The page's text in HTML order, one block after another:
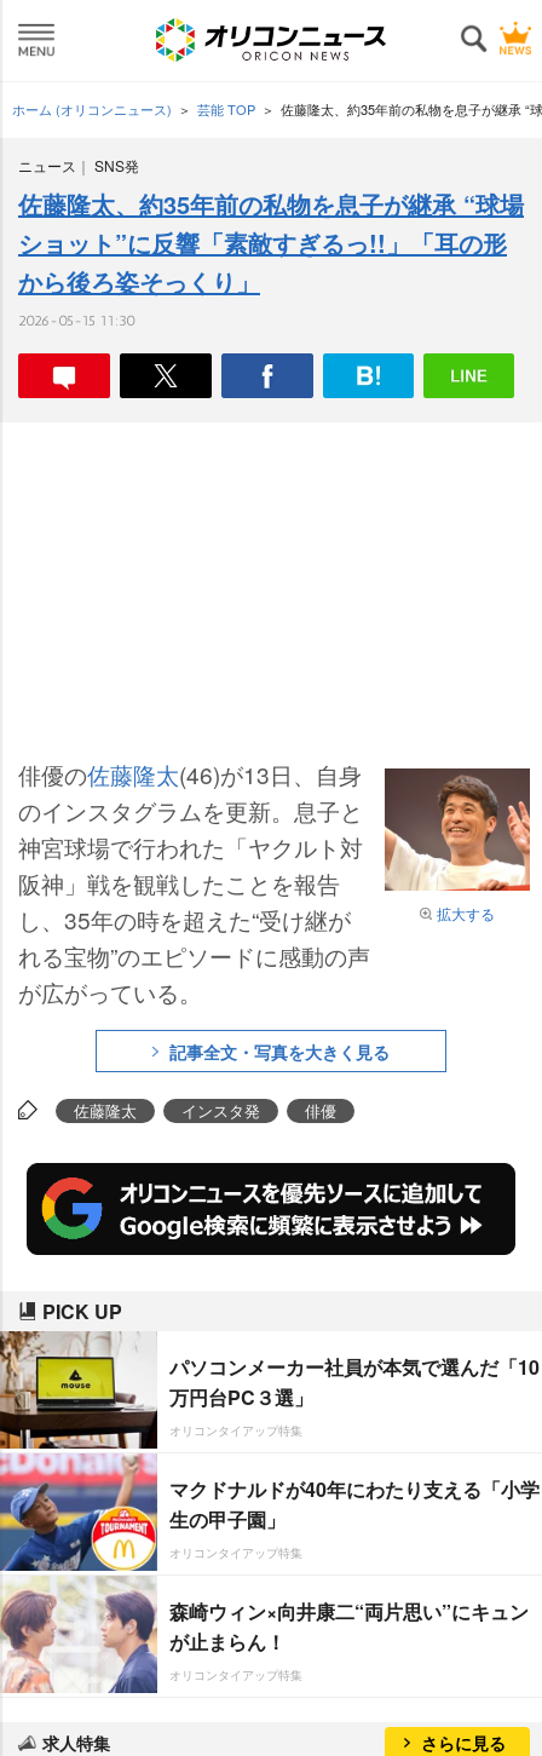
ホーム (オリコンニュース) 芸能 TOP 佐藤隆太、約35年前の私物を息子が継承 “
ニュース SNS発
佐藤隆太、約35年前の私物を息子が継承 “球場
ショット”に反響「素敵すぎるっ!!」「耳の形
から後ろ姿そっくり」
2026-05-15 11:30
拡大する
俳優の佐藤隆太(46)が13日、自身
のインスタグラムを更新。息子と
神宮球場で行われた「ヤクルト対
阪神」戦を観戦したことを報告
し、35年の時を超えた“受け継が
れる宝物”のエピソードに感動の声
が広がっている。
記事全文・写真を大きく見る
佐藤隆太 インスタ発 俳優
PICK UP
パソコンメーカー社員が本気で選んだ「10
万円台PC３選」
オリコンタイアップ特集
マクドナルドが40年にわたり支える「小学
生の甲子園」
オリコンタイアップ特集
森崎ウィン×向井康二“両片思い”にキュン
が止まらん！
オリコンタイアップ特集
求人特集 さらに見る